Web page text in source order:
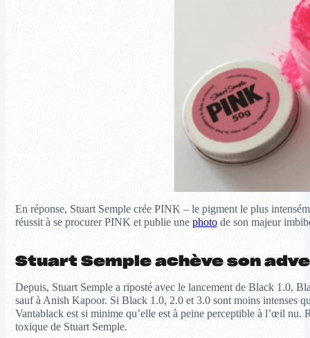
En réponse, Stuart Semple crée PINK – le pigment le plus
réussit à se procurer PINK et publie une photode son majeur
Stuart Semple achève son
Depuis, Stuart Semple a riposté avec le lancement de Black 1.0,
sauf à Anish Kapoor. Si Black 1.0, 2.0 et 3.0 sont moins intenses
Vantablack est si minime qu’elle est à peine perceptible à l’œil nu.
toxique de Stuart Semple.